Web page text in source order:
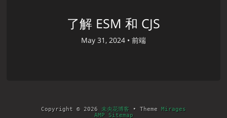
了解 ESM 和 CJS
May 31, 2024 • 前端
Copyright © 2026 未央花博客 • Theme Mirages
AMP Sitemap